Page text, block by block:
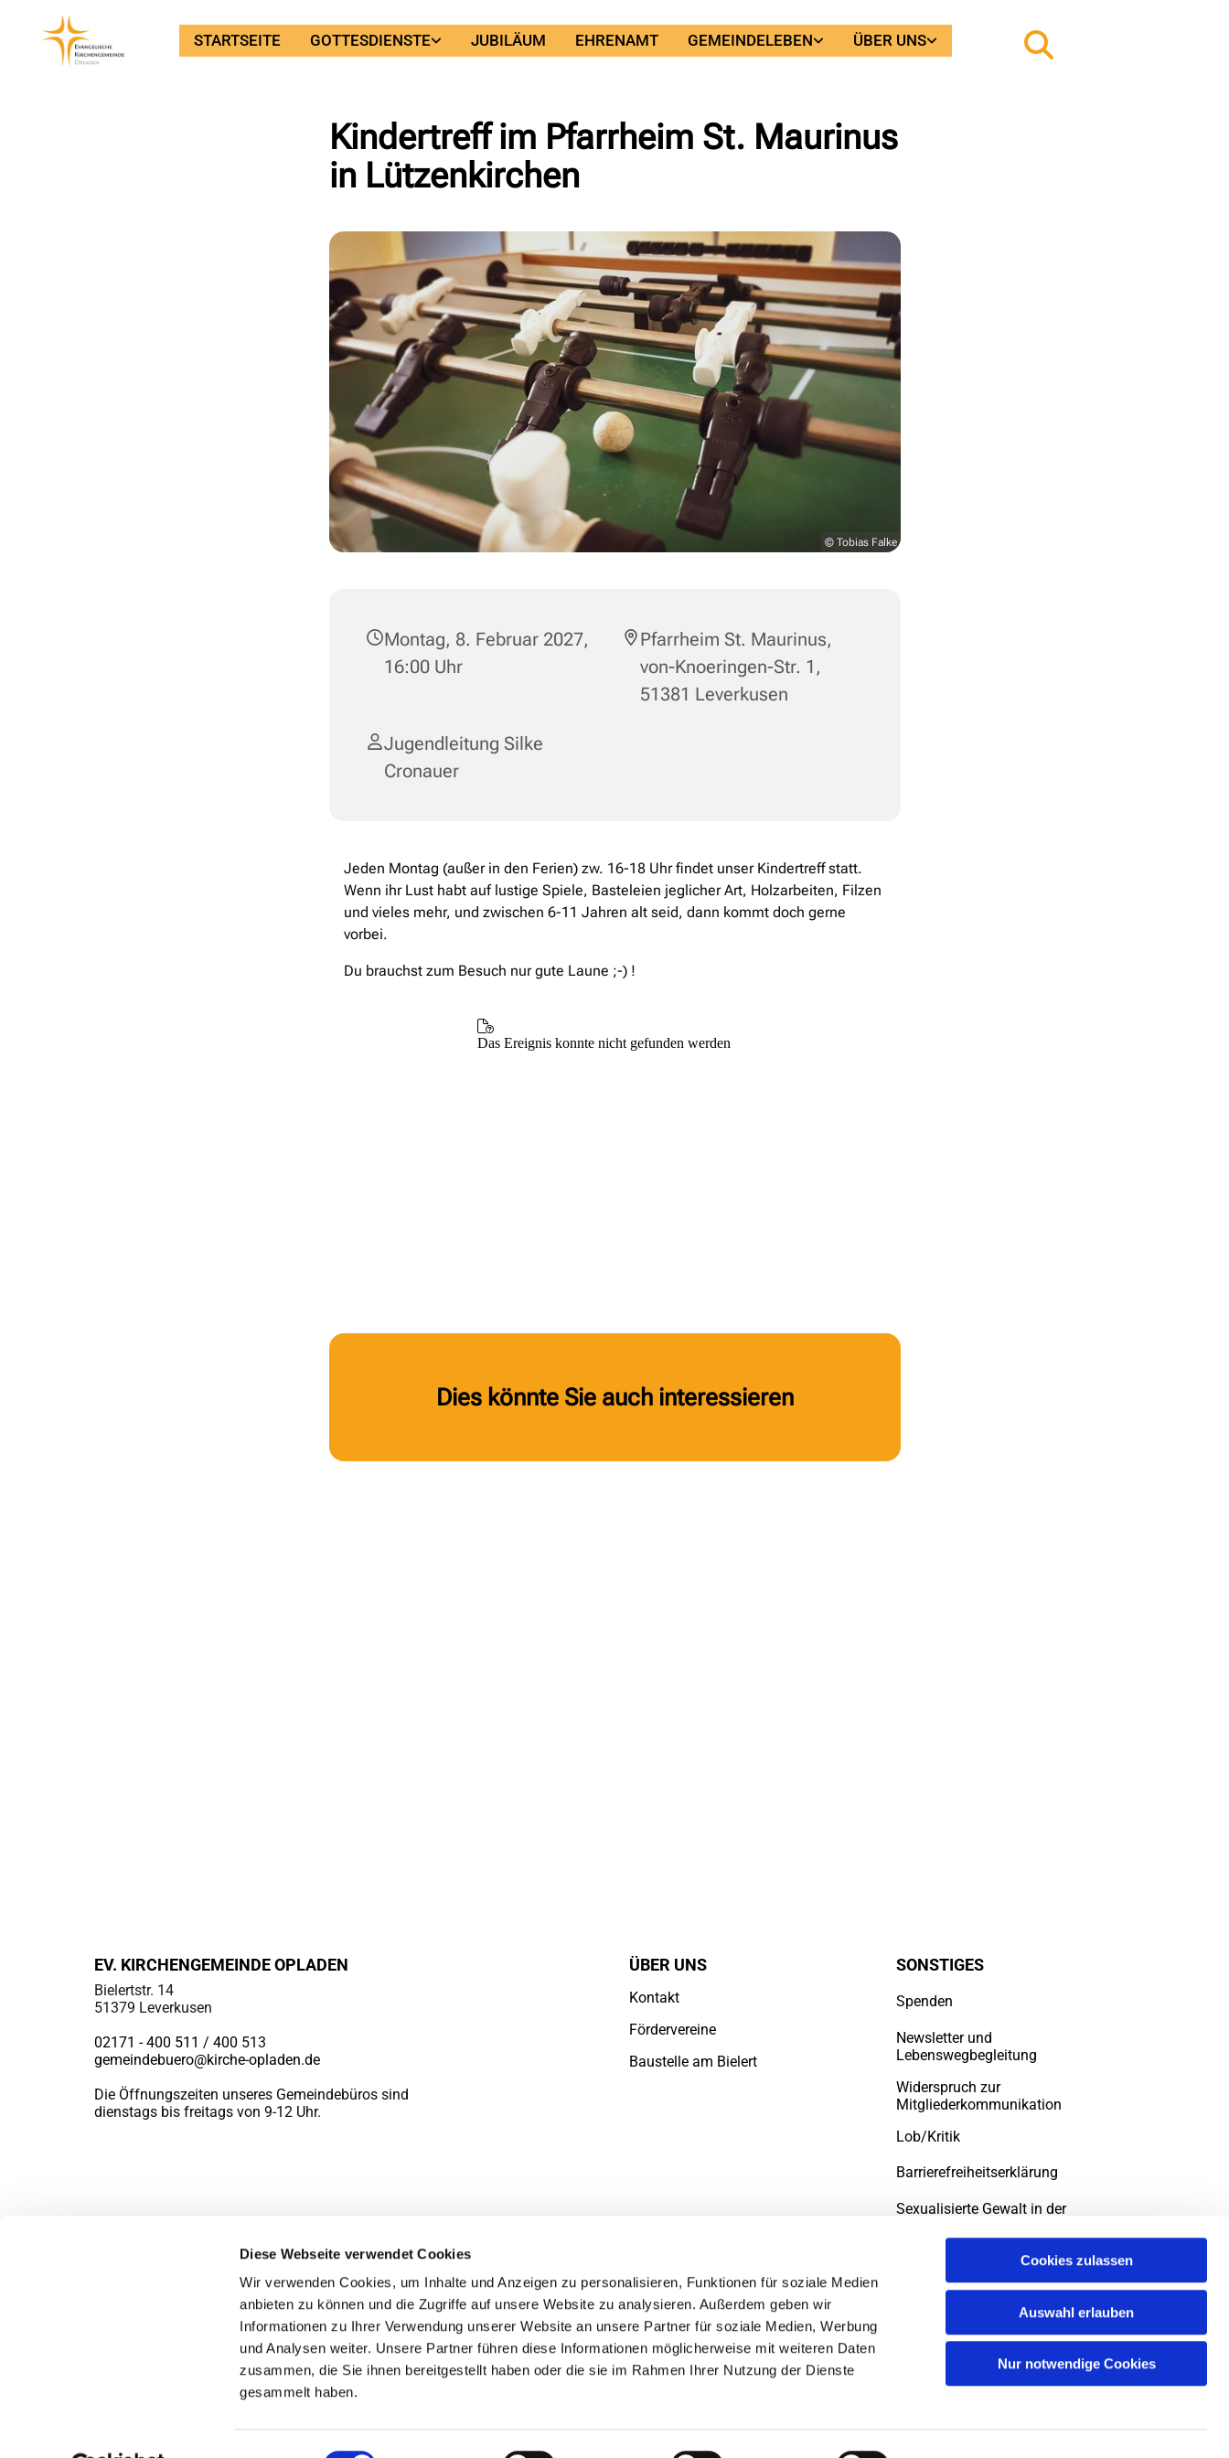
Diese Webseite verwendet Cookies
Wir verwenden Cookies, um Inhalte und Anzeigen zu personalisieren, Funktionen für soziale Medien
anbieten zu können und die Zugriffe auf unsere Website zu analysieren. Außerdem geben wir
Informationen zu Ihrer Verwendung unserer Website an unsere Partner für soziale Medien, Werbung
und Analysen weiter. Unsere Partner führen diese Informationen möglicherweise mit weiteren Daten
zusammen, die Sie ihnen bereitgestellt haben oder die sie im Rahmen Ihrer Nutzung der Dienste
gesammelt haben.
Einwilligungsauswahl
Cookies zulassen
Auswahl erlauben
Nur notwendige Cookies
STARTSEITE GOTTESDIENSTE JUBILÄUM EHRENAMT GEMEINDELEBEN ÜBER UNS
Kindertreff im Pfarrheim St. Maurinus
in Lützenkirchen
© Tobias Falke
Montag, 8. Februar 2027,
16:00 Uhr
Pfarrheim St. Maurinus,
von-Knoeringen-Str. 1,
51381 Leverkusen
Jugendleitung Silke
Cronauer
Jeden Montag (außer in den Ferien) zw. 16-18 Uhr findet unser Kindertreff statt.
Wenn ihr Lust habt auf lustige Spiele, Basteleien jeglicher Art, Holzarbeiten, Filzen
und vieles mehr, und zwischen 6-11 Jahren alt seid, dann kommt doch gerne
vorbei.
Du brauchst zum Besuch nur gute Laune ;-) !
Dies könnte Sie auch interessieren
EV. KIRCHENGEMEINDE OPLADEN
Bielertstr. 14
51379 Leverkusen
02171 - 400 511 / 400 513
gemeindebuero@kirche-opladen.de
Die Öffnungszeiten unseres Gemeindebüros sind
dienstags bis freitags von 9-12 Uhr.
ÜBER UNS
Kontakt
Fördervereine
Baustelle am Bielert
SONSTIGES
Spenden
Newsletter und
Lebenswegbegleitung
Widerspruch zur
Mitgliederkommunikation
Lob/Kritik
Barrierefreiheitserklärung
Sexualisierte Gewalt in der
Impressum Datenschutzerklärung ChurchDesk-Login